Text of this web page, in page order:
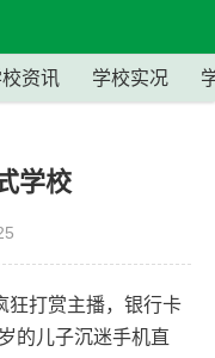
资讯 学校实况
学校
狂打赏主播，银行卡
的儿子沉迷手机直